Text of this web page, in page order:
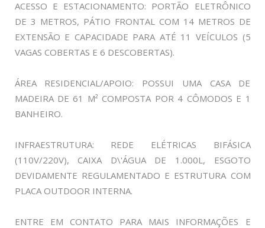
ACESSO E ESTACIONAMENTO: PORTÃO ELETRÔNICO
DE 3 METROS, PÁTIO FRONTAL COM 14 METROS DE
EXTENSÃO E CAPACIDADE PARA ATÉ 11 VEÍCULOS (5
VAGAS COBERTAS E 6 DESCOBERTAS).
ÁREA RESIDENCIAL/APOIO: POSSUI UMA CASA DE
MADEIRA DE 61 M² COMPOSTA POR 4 CÔMODOS E 1
BANHEIRO.
INFRAESTRUTURA: REDE ELÉTRICAS BIFÁSICA
(110V/220V), CAIXA D\'ÁGUA DE 1.000L, ESGOTO
DEVIDAMENTE REGULAMENTADO E ESTRUTURA COM
PLACA OUTDOOR INTERNA.
ENTRE EM CONTATO PARA MAIS INFORMAÇÕES E